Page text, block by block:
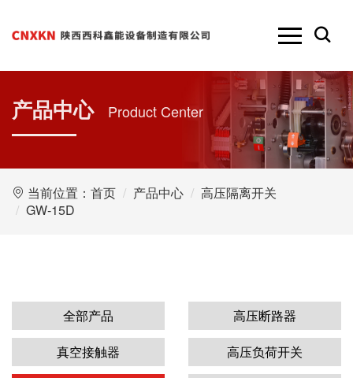
产品中心 Product Center
当前位置： 首页 产品中心
高压隔离开关
GW-15D
全部产品
高压断路器
真空接触器
高压负荷开关